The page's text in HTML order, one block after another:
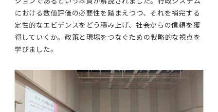
における数値評価の必要性を踏まえつつ、それを補完する
定性的なエビデンスをどう積み上げ、社会からの信頼を獲
得していくか。政策と現場をつなぐための戦略的な視点を
学びました。